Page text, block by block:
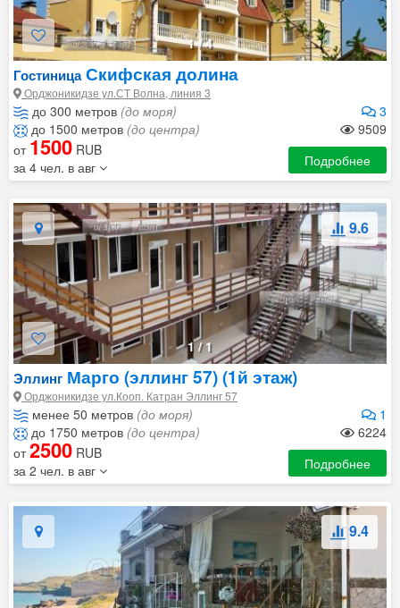
1/4
ГостиницаСкифская долина
Орджоникидзе ул.СТ Волна, линия 3
до 300 метров (до моря)
3
до 1500 метров (до центра)
9509
от 1500 RUB
за 4 чел. в авг
Подробнее
1/1
9.6
Эллинг Марго (эллинг 57) (1й этаж)
Орджоникидзе ул.Кооп. Катран Эллинг 57
менее 50 метров (до моря)
1
до 1750 метров (до центра)
6224
от2500 RUB
за 2 чел. в авг
Подробнее
9.4